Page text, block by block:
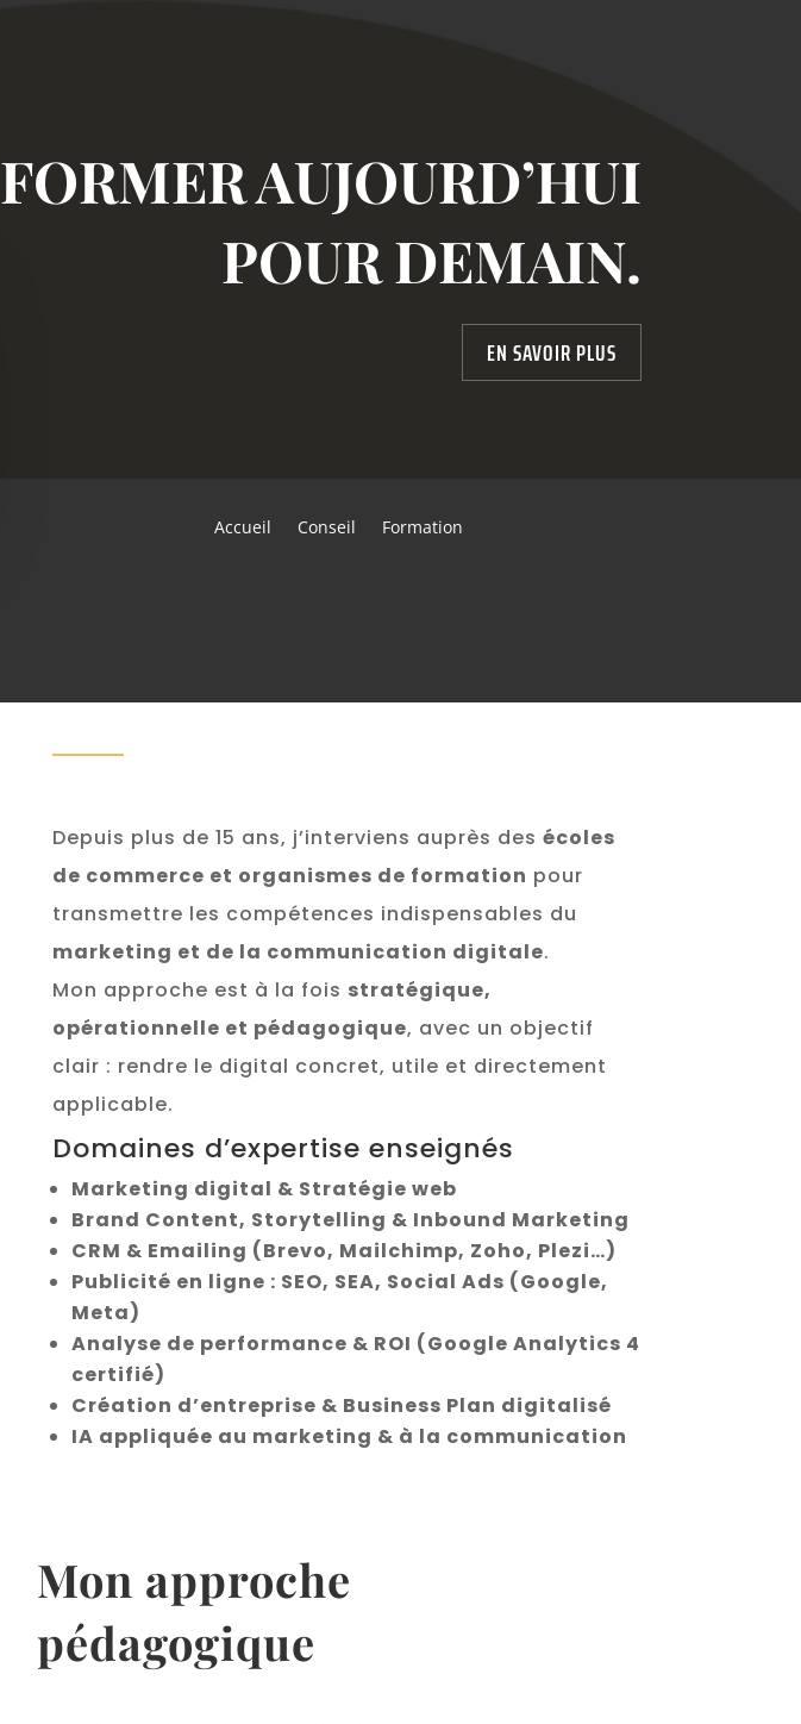
FORMER AUJOURD’HUI
POUR DEMAIN.
EN SAVOIR PLUS
Accueil Conseil Formation
Depuis plus de 15 ans, j’interviens auprès des écoles
de commerce et organismes de formation pour
transmettre les compétences indispensables du
marketing et de la communication digitale.
Mon approche est à la fois stratégique,
opérationnelle et pédagogique, avec un objectif
clair : rendre le digital concret, utile et directement
applicable.
Domaines d’expertise enseignés
Marketing digital & Stratégie web
Brand Content, Storytelling & Inbound Marketing
CRM & Emailing (Brevo, Mailchimp, Zoho, Plezi…)
Publicité en ligne : SEO, SEA, Social Ads (Google,
Meta)
Analyse de performance & ROI (Google Analytics 4
certifié)
Création d’entreprise & Business Plan digitalisé
IA appliquée au marketing & à la communication
Mon approche
pédagogique